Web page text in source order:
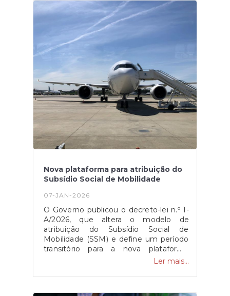
danos em habitações, atividades
económicas, explorações agrícolas e
infraestruturas públicas, com vista ao
acesso a apoios técnicos e
financeiros.O registo dos prejuízos é
um passo essencial para a avaliação
dos danos e para a ativação dos
mecanismos de apoio público. A
plataforma pode ser consultada no site
oficial da CCDR Centro.Esta
candidatura está disponível no site da
CCDR, através do deste
link.Fonte: CCDR
Nova plataforma para atribuição do
Subsídio Social de Mobilidade
07-JAN-2026
O Governo publicou o decreto-lei n.º 1-
A/2026, que altera o modelo de
atribuição do Subsídio Social de
Mobilidade (SSM) e define um período
transitório para a nova plataforma
eletrónica, a qual ficará disponível a
se às viagens entre as regiões
Ler mais...